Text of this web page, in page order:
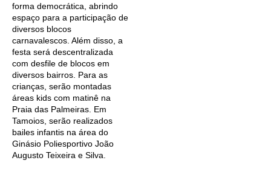
forma democrática, abrindo
espaço para a participação de
diversos blocos
carnavalescos. Além disso, a
festa será descentralizada
com desfile de blocos em
diversos bairros. Para as
crianças, serão montadas
áreas kids com matinê na
Praia das Palmeiras. Em
Tamoios, serão realizados
bailes infantis na área do
Ginásio Poliesportivo João
Augusto Teixeira e Silva.